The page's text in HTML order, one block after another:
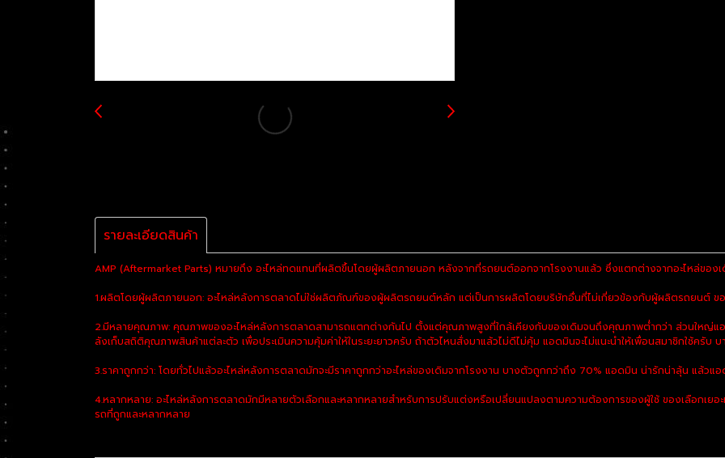
รายละเอียดสินค้า
AMP (Aftermarket Parts) หมายถึง อะไหล่ทดแทนที่ผลิตขึ้นโดยผู้ผลิตภายนอก หลังจากที่รถยนต์ออกจากโรงงานแล้ว ซึ่งแตกต่างจากอะไหล่ขอ
1.ผลิตโดยผู้ผลิตภายนอก: อะไหล่หลังการตลาดไม่ใช่ผลิตภัณฑ์ของผู้ผลิตรถยนต์หลัก แต่เป็นการผลิตโดยบริษัทอื่นที่ไม่เกี่ยวข้องกับผู้ผลิตรถยนต์ ข
2.มีหลายคุณภาพ: คุณภาพของอะไหล่หลังการตลาดสามารถแตกต่างกันไป ตั้งแต่คุณภาพสูงที่ใกล้เคียงกับของเดิมจนถึงคุณภาพต่ำกว่า ส่วนใหญ่แ
ลังเก็บสถิติคุณภาพสินค้าแต่ละตัว เพื่อประเมินความคุ้มค่าให้ในระยะยาวครับ ถ้าตัวไหนสั่งมาแล้วไม่ดีไม่คุ้ม แอดมินจะไม่แนะนำให้เพื่อนสมาชิกใช้ครับ
3.ราคาถูกกว่า: โดยทั่วไปแล้วอะไหล่หลังการตลาดมักจะมีราคาถูกกว่าอะไหล่ของเดิมจากโรงงาน บางตัวถูกกว่าถึง 70% แอดมิน น่ารักน่าลุ้น แล้ว
4.หลากหลาย: อะไหล่หลังการตลาดมักมีหลายตัวเลือกและหลากหลายสำหรับการปรับแต่งหรือเปลี่ยนแปลงตามความต้องการของผู้ใช้ ของเลือกเยอะ
รถที่ถูกและหลากหลาย